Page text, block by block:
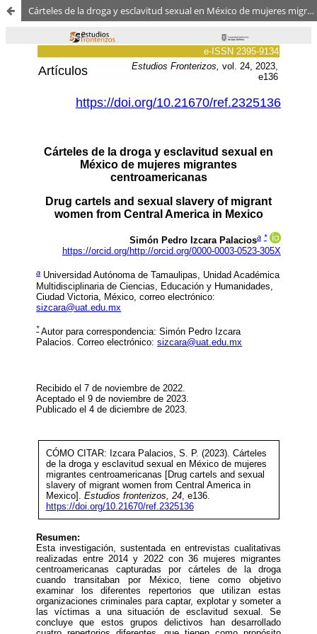
Cárteles de la droga y esclavitud sexual en México de mujeres migrantes centroamericanas